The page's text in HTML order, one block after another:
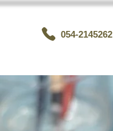
054-2145262